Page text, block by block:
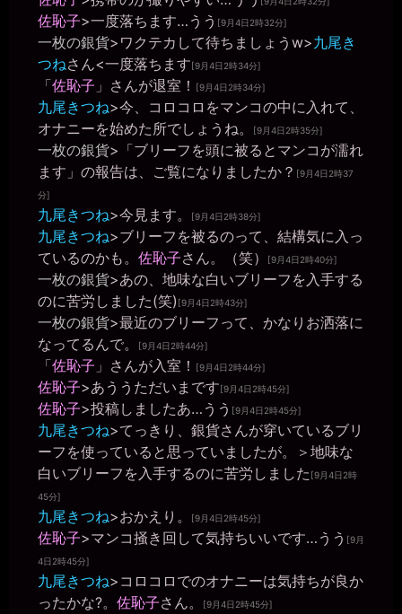
佐恥子>一度落ちます…うう [9月4日2時32分]
一枚の銀貨>ワクテカして待ちましょうw>九尾き
つねさん<一度落ちます[9月4日2時34分]
「佐恥子 」さんが退室！ [9月4日2時34分]
九尾きつね>今、コロコロをマンコの中に入れて、
オナニーを始めた所でしょうね。
[9月4日2時35分]
一枚の銀貨>「ブリーフを頭に被るとマンコが濡れ
ます」の報告は、ご覧になりましたか？ [9月4日2時37
分]
九尾きつね>今見ます。 [9月4日2時38分]
九尾きつね>ブリーフを被るのって、結構気に入っ
ているのかも。 佐恥子さん。（笑） [9月4日2時40分]
一枚の銀貨>あの、地味な白いブリーフを入手する
のに苦労しました(笑) [9月4日2時43分]
一枚の銀貨>最近のブリーフって、かなりお洒落に
なってるんで。
[9月4日2時44分]
「佐恥子 」さんが入室！ [9月4日2時44分]
佐恥子>あううただいまです[9月4日2時45分]
佐恥子>投稿しましたあ…うう [9月4日2時45分]
九尾きつね>てっきり、銀貨さんが穿いているブリ
ーフを使っていると思っていましたが。＞地味な
白いブリーフを入手するのに苦労しました [9月4日2時
45分]
九尾きつね>おかえり。 [9月4日2時45分]
佐恥子>マンコ掻き回して気持ちいいです…うう [9月
4日2時45分]
九尾きつね>コロコロでのオナニーは気持ちが良か
ったかな?。 佐恥子さん。 [9月4日2時45分]
ああ。。かしこまりましたぁ。。
一枚の銀貨
2026年6月28日 - 20:25
今までは、トイレを使わせてもらう時に何も言ってなかったのか？
miiki0119
2026年6月28日 - 20:25
うう。。はい。。申し訳ありません。。
一枚の銀貨
2026年6月28日 - 20:27
そりゃ、イカンなぁ。自分を人間だと勘違いしてる証拠だぞ。
2026年6月28日 - 20:27
うう。。申し訳ありませんでした。。
一枚の銀貨
2026年6月28日 - 20:30
今もまたマンコを濡らしてるのか？ 自室だからと裸になってんの
か？
miiki0119
2026年6月28日 - 20:31
うう。。
一枚の銀貨
2026年6月28日 - 20:32
おや？ 図星か？
miiki0119
2026年6月28日 - 20:34
うう。。マンコは溢れちゃってます。。椅子にディルドを貼って全
一枚の銀貨
2026年6月28日 - 20:35
それは、ログインする前から入れてたということか？
miiki0119
2026年6月28日 - 20:35
ああ。。はい。。